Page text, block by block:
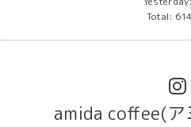
Total:
amida coffee(